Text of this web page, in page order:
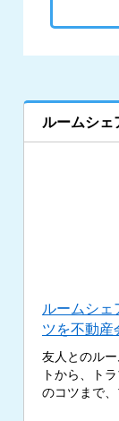
ルームシェ
ルームシェ
ツを不動産
友人とのル
トから、ト
のコツまで、